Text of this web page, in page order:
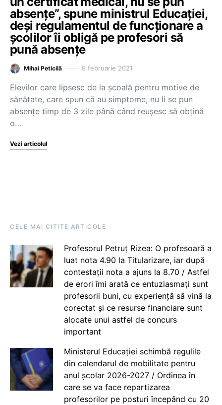
absențe”, spune ministrul Educației,
deși regulamentul de funcționare a
școlilor îi obligă pe profesori să
pună absențe
Mihai Peticilă 9 februarie 2021
Elevilor care lipsesc de la școală pentru motive de
sănătate, care spun că au simptome, nu li se pun
absențe timp de 3 zile până când reușesc să obțină
o…
Vezi articolul
CELE MAI CITITE ARTICOLE
Profesorul Petruț Rizea: O profesoară a
luat nota 4.90 la Titularizare, iar după
contestații nota a ajuns la 8.70 / Astfel
de erori îmi arată ce entuziasmați sunt
profesorii buni, cu experiență să vină la
corectat și ce resurse financiare sunt
alocate unui astfel de concurs
important
Ministerul Educației schimbă regulile
din calendarul de mobilitate pentru
anul școlar 2026-2027 / Ordinea în
care se va face repartizarea
profesorilor pe posturi începând cu 20